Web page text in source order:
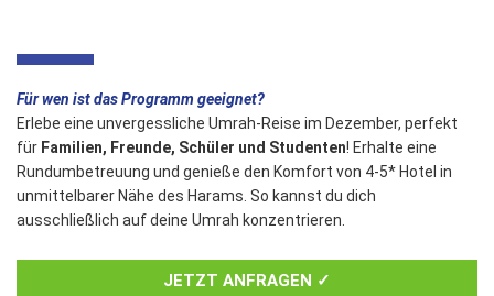
Für wen ist das Programm geeignet?
Erlebe eine unvergessliche Umrah-Reise im Dezember, perfekt
für Familien, Freunde, Schüler und Studenten! Erhalte eine
Rundumbetreuung und genieße den Komfort von 4-5* Hotel in
unmittelbarer Nähe des Harams. So kannst du dich
ausschließlich auf deine Umrah konzentrieren.
JETZT ANFRAGEN ✓